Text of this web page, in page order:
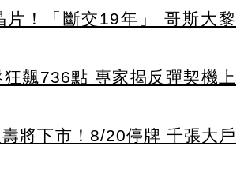
片！「斷交19年」 哥斯大黎
狂飆736點 專家揭反彈契機上
將下市！8/20停牌 千張大戶